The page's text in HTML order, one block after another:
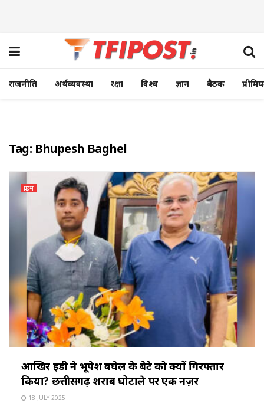
राजनीति अर्थव्यवस्था रक्षा विश्व ज्ञान बैठक
Tag: Bhupesh Baghel
क्राइम
आखिर ईडी ने भूपेश बघेल के बेटे को क्यों गिरफ्तार
किया? छत्तीसगढ़ शराब घोटाले पर एक नज़र
18 JULY 2025